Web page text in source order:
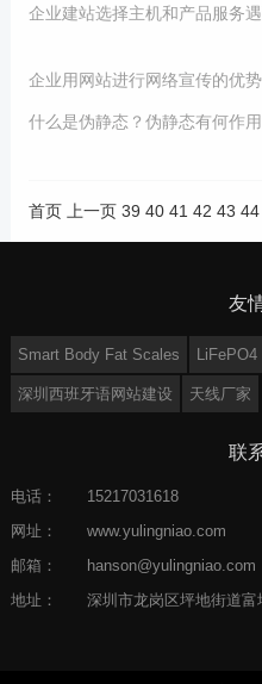
企业建站选择主机和产品服务
企业用网站进行网络宣传的优势
什么是伪静态？伪静态有何作
首页 上一页 39 40 41 42 43 44
友
Smart Body Fat Scales
深圳西班牙语网站建设 天线厂家
联
电话：
15217031618
网址：
www.yulingniao.com
邮箱：
hanson@yulingniao.com
地址：
深圳市龙岗区坪地街道